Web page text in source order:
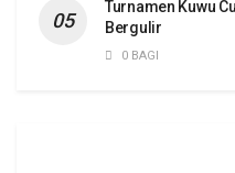
Turnamen Kuwu
Bergulir
0 BAGI